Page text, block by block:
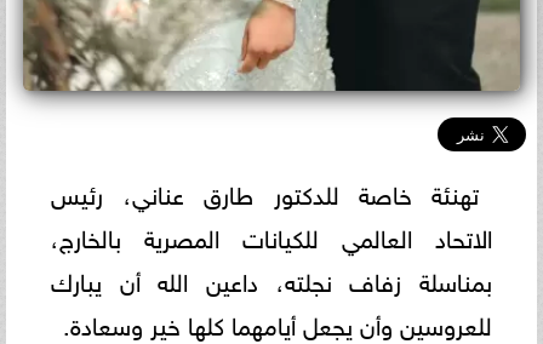
تهنئة خاصة للدكتور طارق عناني، رئيس
الاتحاد العالمي للكيانات المصرية بالخارج،
بمناسلة زفاف نجلته، داعين الله أن يبارك
للعروسين وأن يجعل أيامهما كلها خير وسعادة.